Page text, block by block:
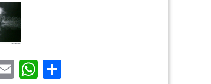
EmailWhatsApp